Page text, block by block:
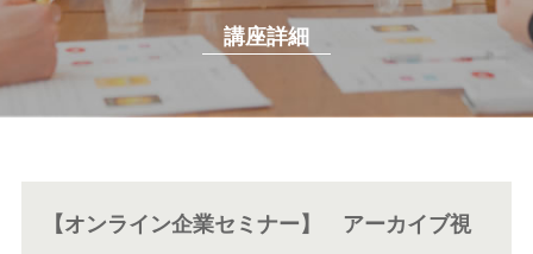
講座詳細
【オンライン企業セミナー】 アーカイブ視